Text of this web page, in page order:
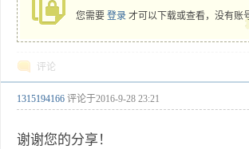
您需要 登录 才可以下载或查看，没有账
评论
1315194166 评论于2016-9-28 23:21
谢谢您的分享！